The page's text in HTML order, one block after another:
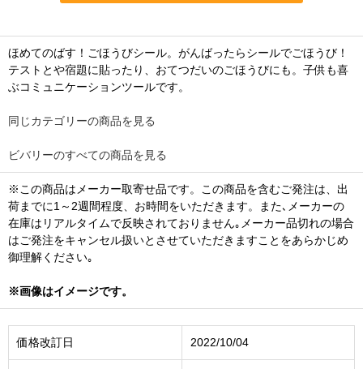
ほめてのばす！ごほうびシール。がんばったらシールでごほうび！
テストとや宿題に貼ったり、おてつだいのごほうびにも。子供も喜
ぶコミュニケーションツールです。
同じカテゴリーの商品を見る
ビバリーのすべての商品を見る
※この商品はメーカー取寄せ品です。この商品を含むご発注は、出
荷までに1～2週間程度、お時間をいただきます。また､メーカーの
在庫はリアルタイムで反映されておりません｡メーカー品切れの場合
はご発注をキャンセル扱いとさせていただきますことをあらかじめ
御理解ください｡
※画像はイメージです。
価格改訂日 2022/10/04